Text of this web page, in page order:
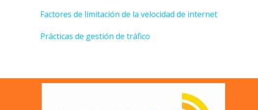
Factores de limitación de la velocidad de internet
Prácticas de gestión de tráfico